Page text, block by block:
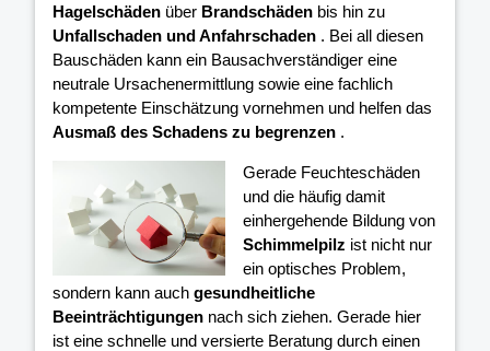
Hagelschäden über Brandschäden bis hin zu
Unfallschaden und Anfahrschaden . Bei all diesen
Bauschäden kann ein Bausachverständiger eine
neutrale Ursachenermittlung sowie eine fachlich
kompetente Einschätzung vornehmen und helfen das
Ausmaß des Schadens zu begrenzen .
Gerade Feuchteschäden
und die häufig damit
einhergehende Bildung von
Schimmelpilz ist nicht nur
ein optisches Problem,
sondern kann auch gesundheitliche
Beeinträchtigungen nach sich ziehen. Gerade hier
ist eine schnelle und versierte Beratung durch einen